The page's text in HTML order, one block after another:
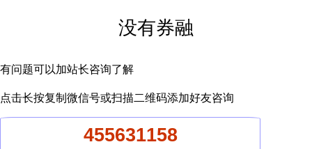
没有券融
有问题可以加站长咨询了解
点击长按复制微信号或扫描二维码添加好友咨询